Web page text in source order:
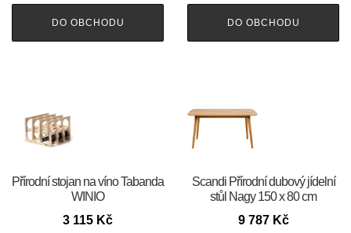
DO OBCHODU DO OBCHODU
Přírodní stojan na víno Tabanda
WINIO
3 115 Kč
Scandi Přírodní dubový jídelní
stůl Nagy 150 x 80 cm
9 787 Kč